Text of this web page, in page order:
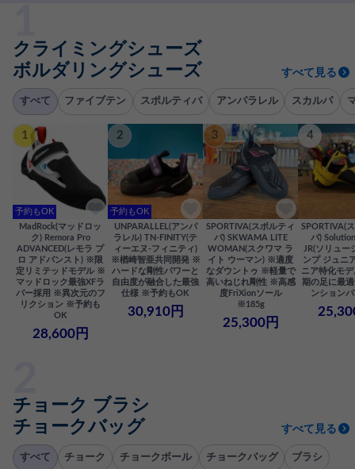
クライミングシューズ
ボルダリングシューズ
すべて見る
すべて ファイブテン スポルティバ アンパラレル スカルパ
1
予約もOK
MadRock(マッドロッ
ク) Remora Pro
ADVANCED(レモラ プ
ロ アドバンスト) ※限
定リミテッドモデル ※
マッドロック最強XFラ
バー採用 ※異次元のフ
リクション ※予約も
OK
28,600円
2
予約もOK
UNPARALLEL(アンパ
ラレル) TN-FINITY(テ
ィーエヌ-フィニティ)
※楢崎智亜共同開発 ※
ハードな剛性パワーと
自由度が融合した最強
仕様 ※予約もOK
30,910円
3
SPORTIVA(スポルティ
バ) SKWAMA LITE
WOMAN(スクワマ ラ
イト ウーマン) ※適度
なダウントゥ ※軽量で
高いねじれ剛性 ※高感
度FriXionソール
※185g
25,300円
4
SPORTIVA(
バ)
JR(ソリュー
ンプ ジュニ
ニア特化モ
期の足に最
ンション
チョーク ブラシ
チョークバッグ
すべて見る
すべて チョーク チョークボール チョークバッグ ブラシ